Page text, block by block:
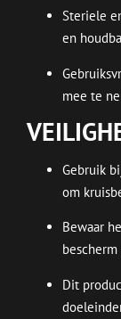
Steriele
en
mee te
Gebruik
om
Bewaar
Dit